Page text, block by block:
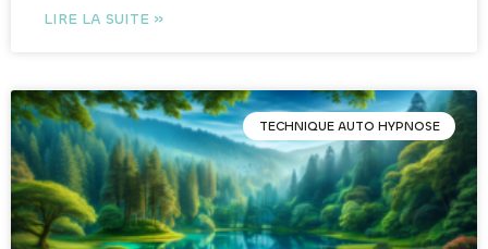
LIRE LA SUITE »
TECHNIQUE AUTO HYPNOSE